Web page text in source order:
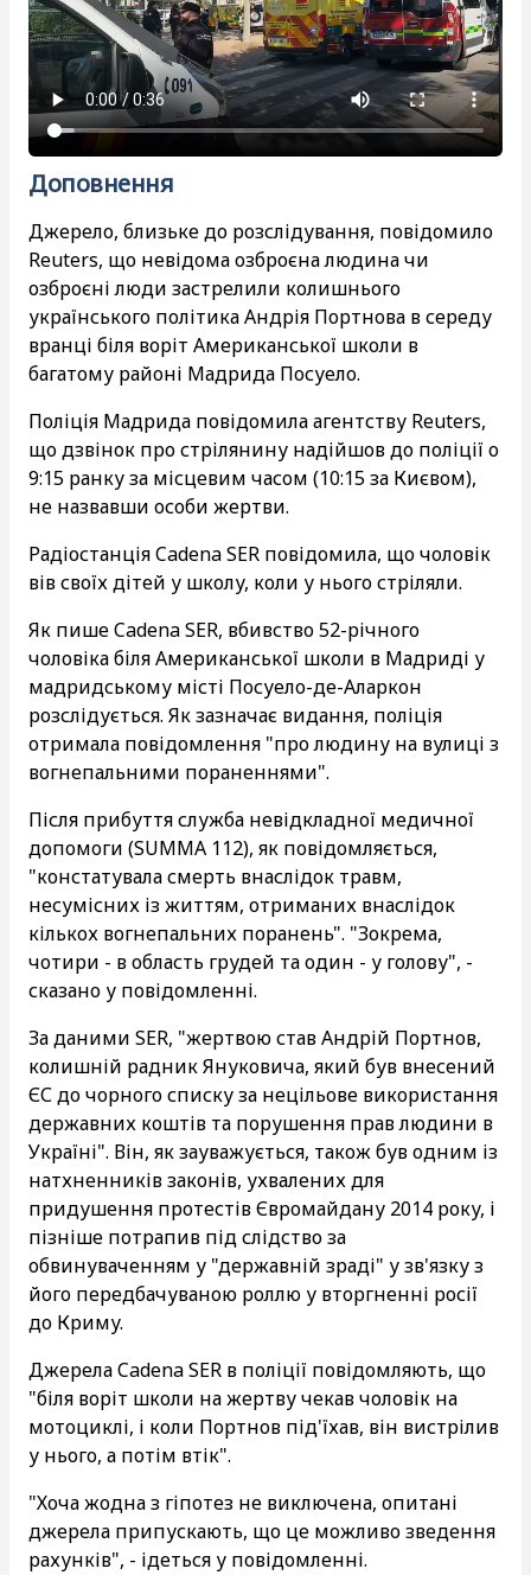
Доповнення
Джерело, близьке до розслідування, повідомило
Reuters, що невідома озброєна людина чи
озброєні люди застрелили колишнього
українського політика Андрія Портнова в середу
вранці біля воріт Американської школи в
багатому районі Мадрида Посуело.
Поліція Мадрида повідомила агентству Reuters,
що дзвінок про стрілянину надійшов до поліції о
9:15 ранку за місцевим часом (10:15 за Києвом),
не назвавши особи жертви.
Радіостанція Cadena SER повідомила, що чоловік
вів своїх дітей у школу, коли у нього стріляли.
Як пише Cadena SER, вбивство 52-річного
чоловіка біля Американської школи в Мадриді у
мадридському місті Посуело-де-Аларкон
розслідується. Як зазначає видання, поліція
отримала повідомлення "про людину на вулиці з
вогнепальними пораненнями".
Після прибуття служба невідкладної медичної
допомоги (SUMMA 112), як повідомляється,
"констатувала смерть внаслідок травм,
несумісних із життям, отриманих внаслідок
кількох вогнепальних поранень". "Зокрема,
чотири - в область грудей та один - у голову", -
сказано у повідомленні.
За даними SER, "жертвою став Андрій Портнов,
колишній радник Януковича, який був внесений
ЄС до чорного списку за нецільове використання
державних коштів та порушення прав людини в
Україні". Він, як зауважується, також був одним із
натхненників законів, ухвалених для
придушення протестів Євромайдану 2014 року, і
пізніше потрапив під слідство за
обвинуваченням у "державній зраді" у зв'язку з
його передбачуваною роллю у вторгненні росії
до Криму.
Джерела Cadena SER в поліції повідомляють, що
"біля воріт школи на жертву чекав чоловік на
мотоциклі, і коли Портнов під'їхав, він вистрілив
у нього, а потім втік".
"Хоча жодна з гіпотез не виключена, опитані
джерела припускають, що це можливо зведення
рахунків", - ідеться у повідомленні.